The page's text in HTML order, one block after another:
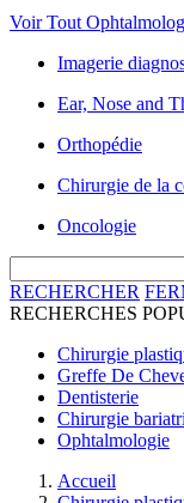
Voir Tout
Imagerie
Ear, Nose and
Orthopédie
Chirurgie de la
Oncologie
RECHERCHER
RECHERCHES
Chirurgie
Greffe De
Dentisterie
Chirurgie
Ophtalmologie
Accueil